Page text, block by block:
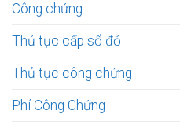
Công chứng
Thủ tục cấp sổ đỏ
Thủ tục công chứng
Phí Công Chứng